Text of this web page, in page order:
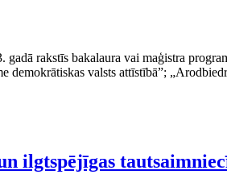
rakstīs bakalaura vai maģistra
demokrātiskas valsts attīstībā”;
ilgtspējīgas